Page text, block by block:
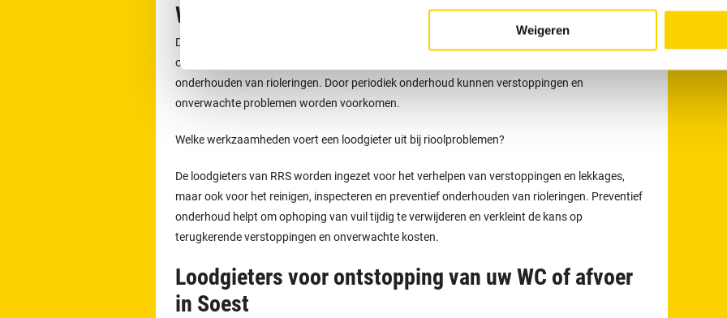
Weigeren
Werkzaamheden van onze loodgieters
De loodgieters van RRS worden ingezet voor meer dan alleen het verhelpen van verstoppingen
of lekkages. Zij voeren ook werkzaamheden uit zoals het reinigen, inspecteren en preventief
onderhouden van rioleringen. Door periodiek onderhoud kunnen verstoppingen en
onverwachte problemen worden voorkomen.
Welke werkzaamheden voert een loodgieter uit bij rioolproblemen?
De loodgieters van RRS worden ingezet voor het verhelpen van verstoppingen en lekkages,
maar ook voor het reinigen, inspecteren en preventief onderhouden van rioleringen. Preventief
onderhoud helpt om ophoping van vuil tijdig te verwijderen en verkleint de kans op
terugkerende verstoppingen en onverwachte kosten.
Loodgieters voor ontstopping van uw WC of afvoer
in Soest